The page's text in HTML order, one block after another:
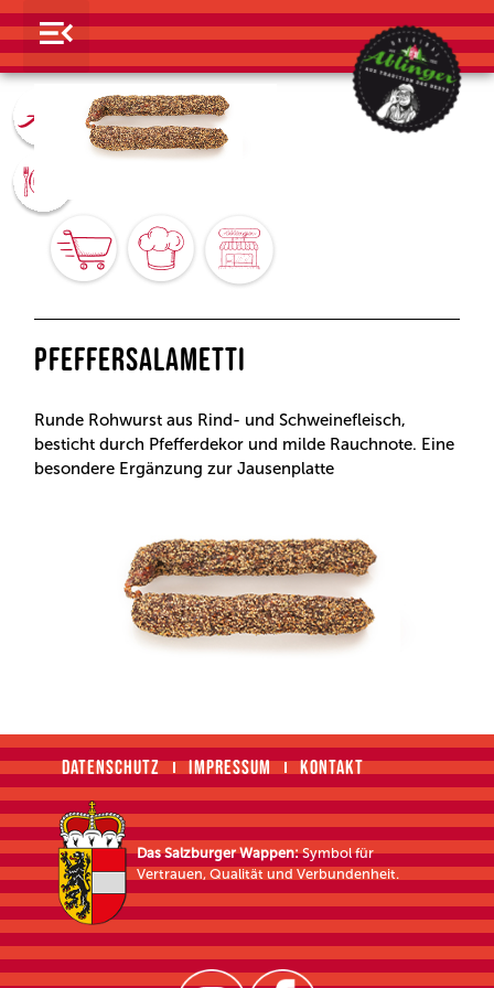
PFEFFERSALAMETTI
Runde Rohwurst aus Rind- und Schweinefleisch,
besticht durch Pfefferdekor und milde Rauchnote. Eine
besondere Ergänzung zur Jausenplatte
DATENSCHUTZ IMPRESSUM KONTAKT
Das Salzburger Wappen:Symbol für
Vertrauen, Qualität und Verbundenheit.